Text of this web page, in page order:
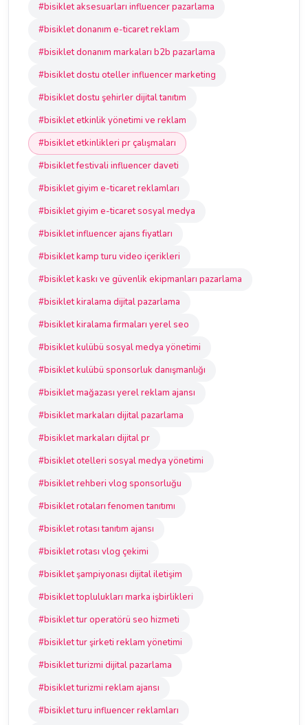
#bisiklet aksesuarları influencer pazarlama
#bisiklet donanım e-ticaret reklam
#bisiklet donanım markaları b2b pazarlama
#bisiklet dostu oteller influencer marketing
#bisiklet dostu şehirler dijital tanıtım
#bisiklet etkinlik yönetimi ve reklam
#bisiklet etkinlikleri pr çalışmaları
#bisiklet festivali influencer daveti
#bisiklet giyim e-ticaret reklamları
#bisiklet giyim e-ticaret sosyal medya
#bisiklet influencer ajans fiyatları
#bisiklet kamp turu video içerikleri
#bisiklet kaskı ve güvenlik ekipmanları pazarlama
#bisiklet kiralama dijital pazarlama
#bisiklet kiralama firmaları yerel seo
#bisiklet kulübü sosyal medya yönetimi
#bisiklet kulübü sponsorluk danışmanlığı
#bisiklet mağazası yerel reklam ajansı
#bisiklet markaları dijital pazarlama
#bisiklet markaları dijital pr
#bisiklet otelleri sosyal medya yönetimi
#bisiklet rehberi vlog sponsorluğu
#bisiklet rotaları fenomen tanıtımı
#bisiklet rotası tanıtım ajansı
#bisiklet rotası vlog çekimi
#bisiklet şampiyonası dijital iletişim
#bisiklet toplulukları marka işbirlikleri
#bisiklet tur operatörü seo hizmeti
#bisiklet tur şirketi reklam yönetimi
#bisiklet turizmi dijital pazarlama
#bisiklet turizmi reklam ajansı
#bisiklet turu influencer reklamları